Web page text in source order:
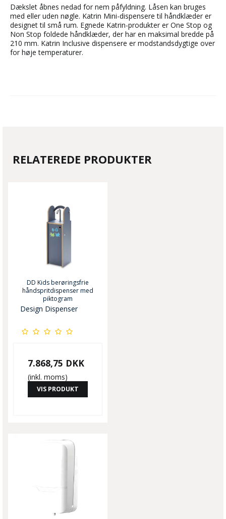
Dækslet åbnes nedad for nem påfyldning. Låsen kan bruges
med eller uden nøgle. Katrin Mini-dispensere til håndklæder er
designet til små rum. Egnede Katrin-produkter er One Stop og
Non Stop foldede håndklæder, der har en maksimal bredde på
210 mm. Katrin Inclusive dispensere er modstandsdygtige over
for høje temperaturer.
RELATEREDE PRODUKTER
DD Kids berøringsfrie
håndspritdispenser med
piktogram
Design Dispenser
7.868,75 DKK
(inkl. moms)
VIS PRODUKT